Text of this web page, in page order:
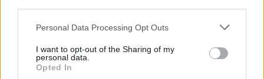
Please note that this website/app uses one or more Google
not limited to your visit or usage behaviour. You may click to
grant or deny consent to Google and its third-party tags to
use your data for below specified purposes in below Google
Personal Data Processing Opt Outs
I want to opt-out of the Sharing of my
personal data.
Opted In